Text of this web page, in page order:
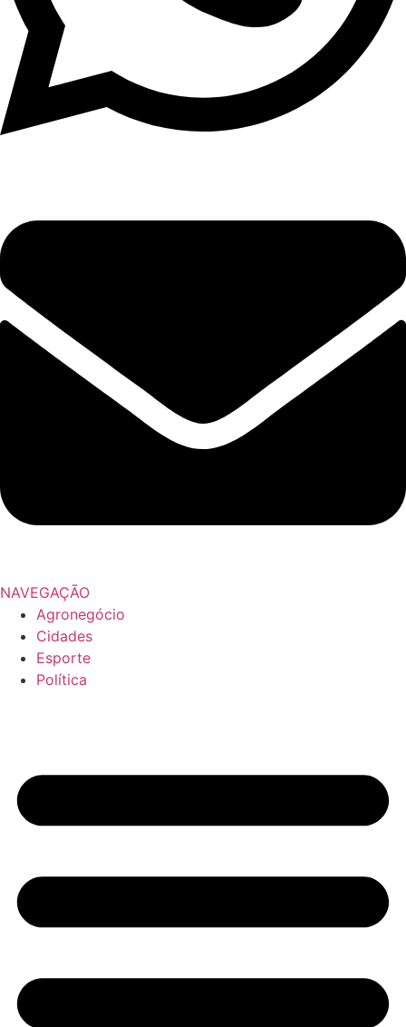
NAVEGAÇÃO
Agronegócio
Cidades
Esporte
Política